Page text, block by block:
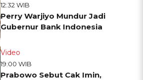
12:32 WIB
Perry Warjiyo Mundur Jadi
Gubernur Bank Indonesia
Video
19:00 WIB
Prabowo Sebut Cak Imin,